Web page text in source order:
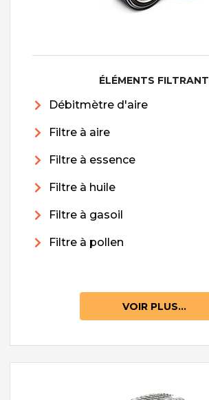
ÉLÉMENTS FILTRANT
Débitmètre d'aire
Filtre à aire
Filtre à essence
Filtre à huile
Filtre à gasoil
Filtre à pollen
VOIR PLUS...